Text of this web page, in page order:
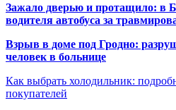
Зажало дверью и протащило: в
водителя автобуса за
Взрыв в доме под Гродно:
человек в больнице
Как выбрать холодильник:
покупателей